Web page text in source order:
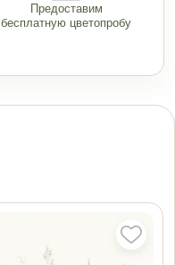
Предоставим
бесплатную цветопробу